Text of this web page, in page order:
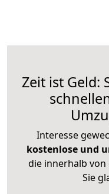
Zeit ist Geld:
Interesse
kostenlose und
die innerhalb von
Sie